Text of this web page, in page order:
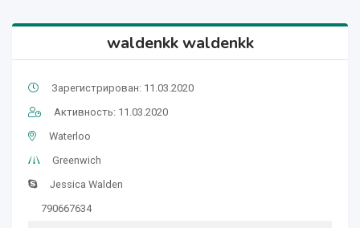
waldenkk waldenkk
Зарегистрирован: 11.03.2020
Активность: 11.03.2020
Waterloo
Greenwich
Jessica Walden
790667634